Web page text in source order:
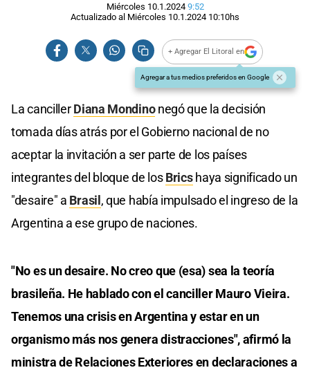
Miércoles 10.1.2024 9:52
Actualizado al Miércoles 10.1.2024 10:10hs
+ Agregar El Litoral en
Agregar a tus medios preferidos en Google
La cancillerDiana Mondinonegó que la decisión
tomada días atrás por el Gobierno nacional de no
aceptar la invitación a ser parte de los países
integrantes del bloque de losBricshaya significado un
"desaire" a Brasil, que había impulsado el ingreso de la
Argentina a ese grupo de naciones.
"No es un desaire. No creo que (esa) sea la teoría
brasileña. He hablado con el canciller Mauro Vieira.
Tenemos una crisis en Argentina y estar en un
organismo más nos genera distracciones", afirmó la
ministra de Relaciones Exteriores en declaraciones a